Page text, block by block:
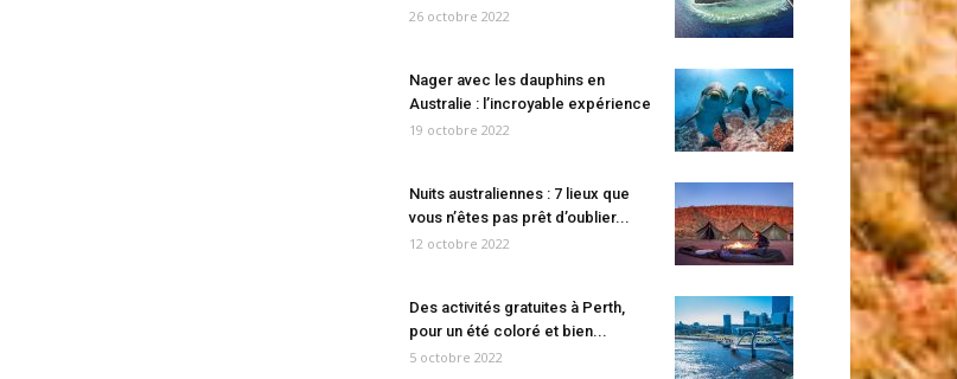
26 octobre 2022
Nager avec les dauphins en
Australie : l’incroyable expérience
19 octobre 2022
Nuits australiennes : 7 lieux que
vous n’êtes pas prêt d’oublier...
12 octobre 2022
Des activités gratuites à Perth,
pour un été coloré et bien...
5 octobre 2022